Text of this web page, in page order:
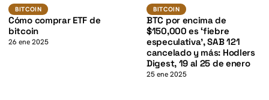
BITCOIN
BITCOIN
Cómo comprar ETF de
bitcoin
26 ene 2025
BITCOIN
BITCOIN
BTC por encima de
$150,000 es ‘fiebre
especulativa’, SAB 121
cancelado y más: Hodlers
Digest, 19 al 25 de enero
25 ene 2025